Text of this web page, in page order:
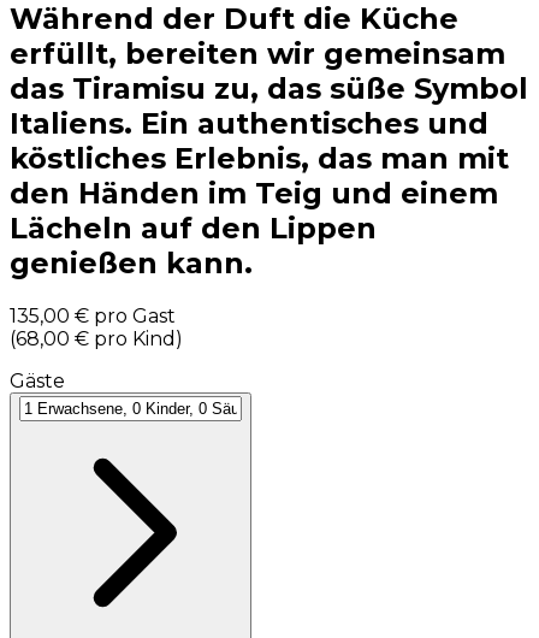
Während der Duft die Küche
erfüllt, bereiten wir gemeinsam
das Tiramisu zu, das süße Symbol
Italiens. Ein authentisches und
köstliches Erlebnis, das man mit
den Händen im Teig und einem
Lächeln auf den Lippen
genießen kann.
135,00 € pro Gast
(68,00 € pro Kind )
Gäste